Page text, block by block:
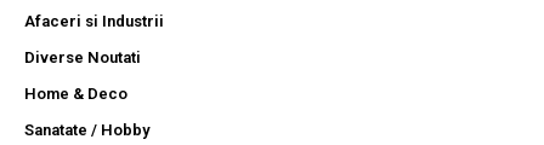
Afaceri si Industrii
Diverse Noutati
Home & Deco
Sanatate / Hobby